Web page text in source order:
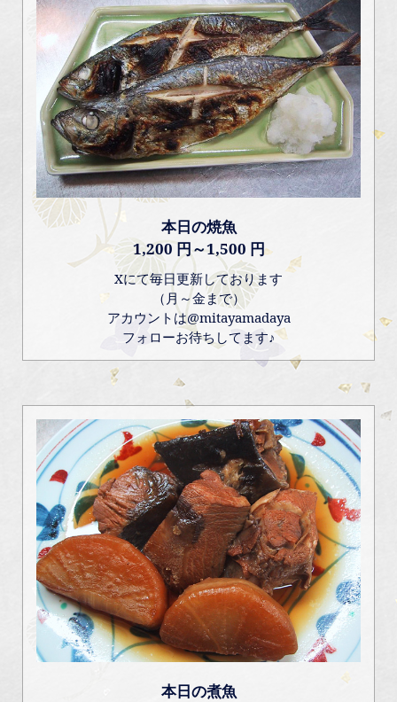
本日の焼魚
1,200 円～1,500 円
Xにて毎日更新しております
（月～金まで）
アカウントは@mitayamadaya
フォローお待ちしてます♪
本日の煮魚